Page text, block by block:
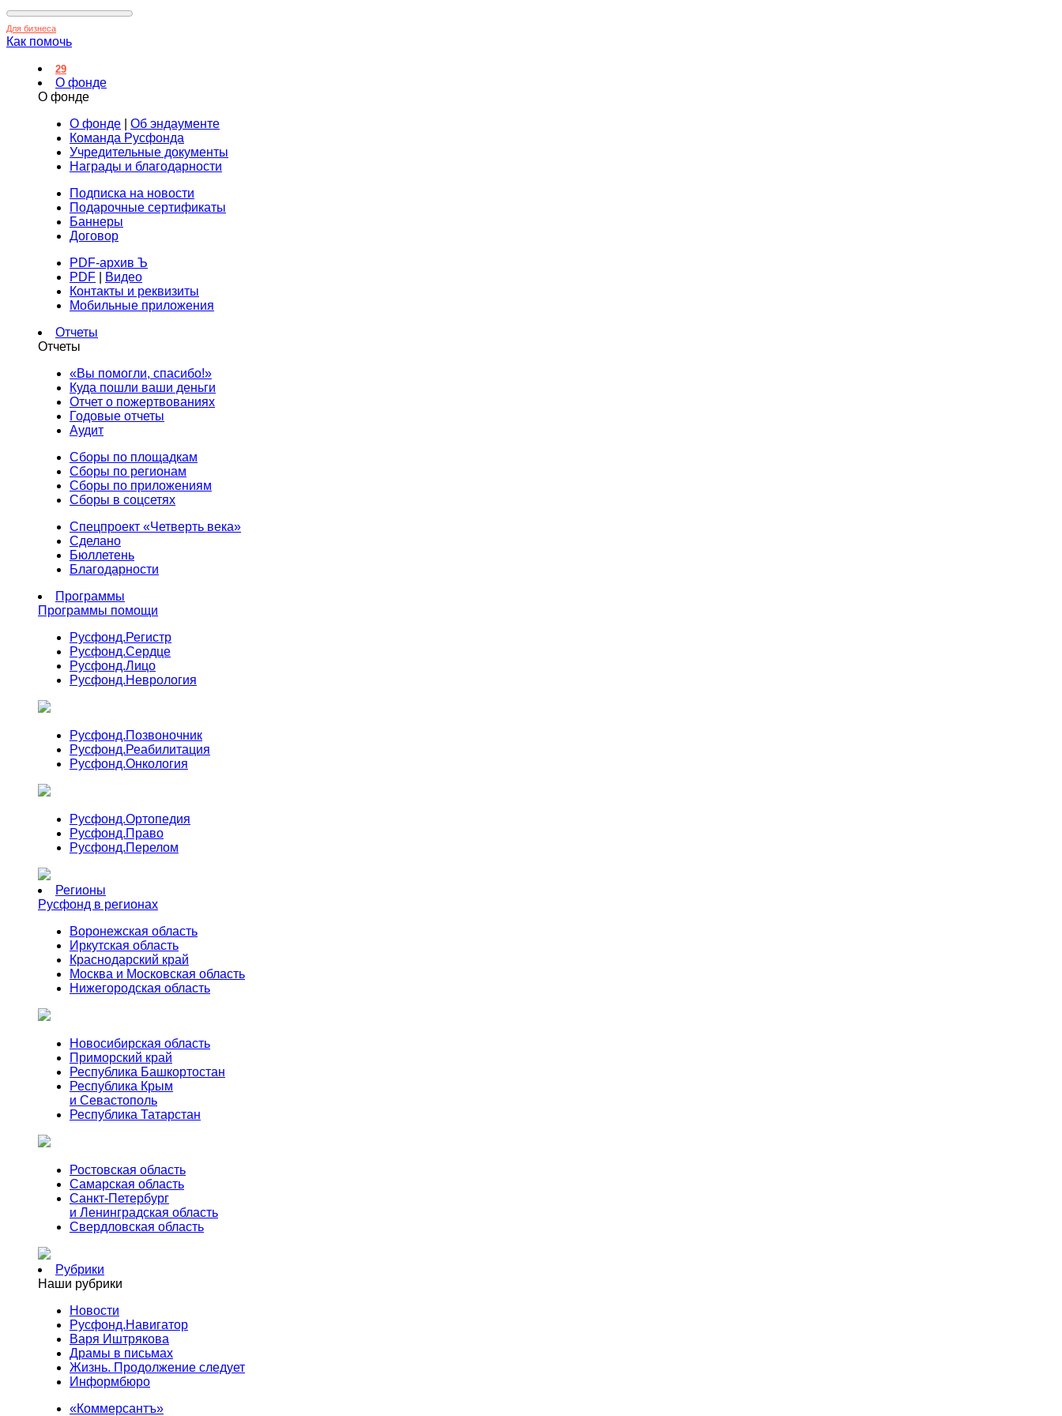
Для бизнеса
Как помочь
29
О фонде
О фонде
О фонде
Об эндаументе
Команда Русфонда
Учредительные документы
Награды и благодарности
Подписка на новости
Подарочные сертификаты
Баннеры
Договор
PDF-архив Ъ
PDF
Видео
Контакты и реквизиты
Мобильные приложения
Отчеты
Отчеты
«Вы помогли, спасибо!»
Куда пошли ваши деньги
Отчет о пожертвованиях
Годовые отчеты
Аудит
Сборы по площадкам
Сборы по регионам
Сборы по приложениям
Сборы в соцсетях
Спецпроект «Четверть века»
Сделано
Бюллетень
Благодарности
Программы
Программы помощи
Русфонд.Регистр
Русфонд.Сердце
Русфонд.Лицо
Русфонд.Неврология
Русфонд.Позвоночник
Русфонд.Реабилитация
Русфонд.Онкология
Русфонд.Ортопедия
Русфонд.Право
Русфонд.Перелом
Регионы
Русфонд в регионах
Воронежская область
Иркутская область
Краснодарский край
Москва и Московская область
Нижегородская область
Новосибирская область
Приморский край
Республика Башкортостан
Республика Крым
и Севастополь
Республика Татарстан
Ростовская область
Самарская область
Санкт-Петербург
и Ленинградская область
Свердловская область
Рубрики
Наши рубрики
Новости
Русфонд.Навигатор
Варя Иштрякова
Драмы в письмах
Жизнь. Продолжение следует
Информбюро
«Коммерсантъ»